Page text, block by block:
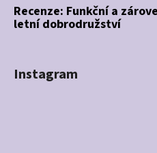
Recenze: Funkční a
letní dobrodružství
Instagram